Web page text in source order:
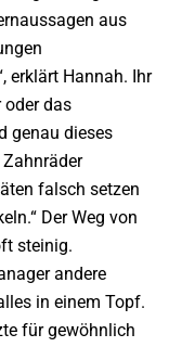
aus
erklärt Hannah. Ihr
oder das
genau dieses
falsch setzen
Der Weg von
steinig.
andere
in einem Topf.
für gewöhnlich